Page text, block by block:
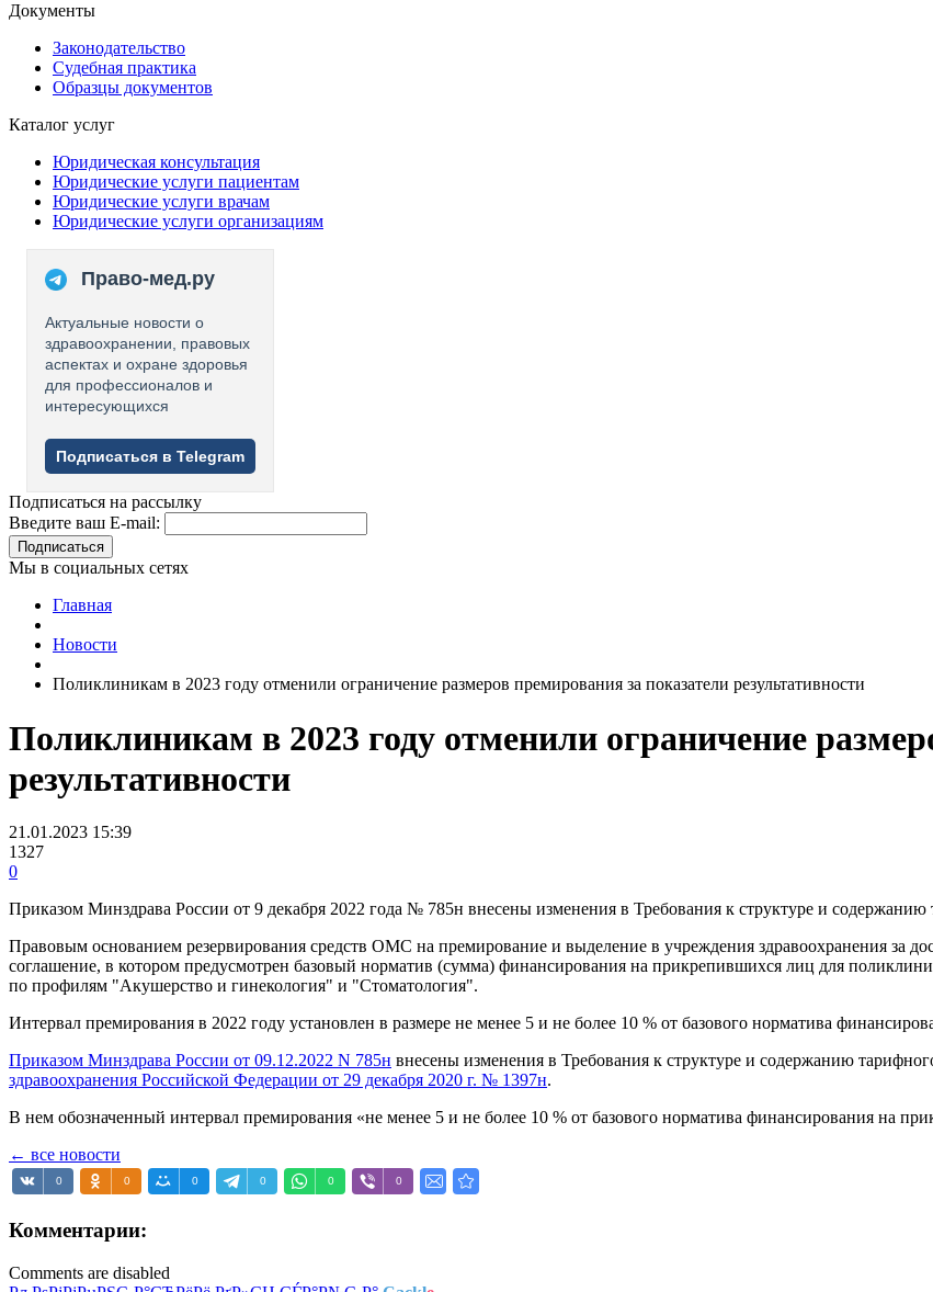
Документы
Законодательство
Судебная практика
Образцы документов
Каталог услуг
Юридическая консультация
Юридические услуги пациентам
Юридические услуги врачам
Юридические услуги организациям
Право-мед.ру
Актуальные новости о
здравоохранении, правовых
аспектах и охране здоровья
для профессионалов и
интересующихся
Подписаться в Telegram
Подписаться на рассылку
Введите ваш E-mail:
Подписаться
Мы в социальных сетях
Главная
Новости
Поликлиникам в 2023 году отменили ограничение размеров премирования за показатели результативности
Поликлиникам в 2023 году отменили ограничение
результативности
21.01.2023 15:39
1327
0
Приказом Минздрава России от 9 декабря 2022 года № 785н внесены изменения в Требования к структуре и содержанию
Правовым основанием резервирования средств ОМС на премирование и выделение в учреждения здравоохранения за
соглашение, в котором предусмотрен базовый норматив (сумма) финансирования на прикрепившихся лиц для
по профилям "Акушерство и гинекология" и "Стоматология".
Интервал премирования в 2022 году установлен в размере не менее 5 и не более 10 % от базового норматива
Приказом Минздрава России от 09.12.2022 N 785н внесены изменения в Требования к структуре и содержанию
здравоохранения Российской Федерации от 29 декабря 2020 г. № 1397н.
В нем обозначенный интервал премирования «не менее 5 и не более 10 % от базового норматива финансирования на
← все новости
0 0 0 0 0 0
Комментарии:
Comments are disabled